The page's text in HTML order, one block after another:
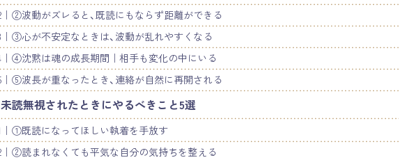
②波動がズレると、既読にもならず距離ができる
③心が不安定なときは、波動が乱れやすくなる
④沈黙は魂の成長期間｜相手も変化の中にいる
⑤波長が重なったとき、連絡が自然に再開される
未読無視されたときにやるべきこと5選
①既読になってほしい執着を手放す
②読まれなくても平気な自分の気持ちを整える